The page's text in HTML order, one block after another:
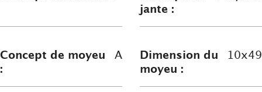
jante :
Concept de moyeu
:
A
Dimension du
moyeu :
10x49